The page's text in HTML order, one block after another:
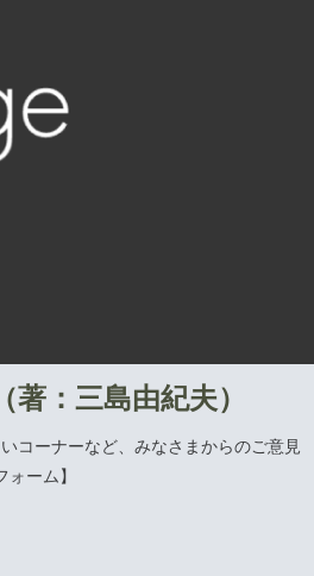
：三島由紀夫）
コーナーなど、みなさまからのご意見
ーム】